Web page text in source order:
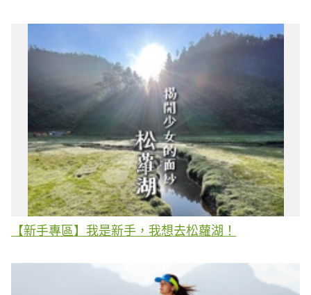
【新手專區】我是新手，我想去松蘿湖！